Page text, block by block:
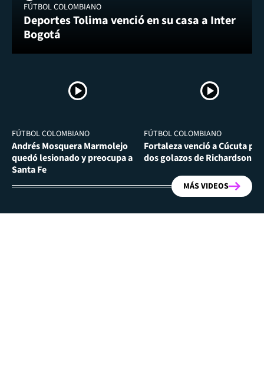
FÚTBOL COLOMBIANO
Deportes Tolima venció en su casa a Inter
Bogotá
FÚTBOL COLOMBIANO
Andrés Mosquera Marmolejo
quedó lesionado y preocupa a
Santa Fe
FÚTBOL COLOMBIANO
Fortaleza venció a Cúcuta por
dos golazos de Richardson
MÁS VIDEOS